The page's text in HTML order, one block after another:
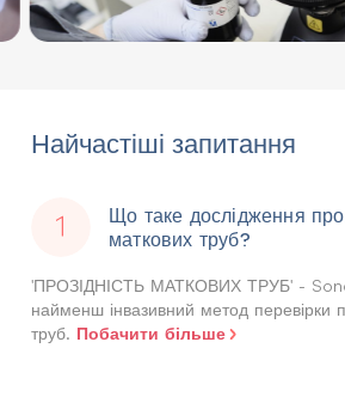
Найчастіші запитання
Що таке дослідження
маткових труб?
'ПРОЗІДНІСТЬ МАТКОВИХ ТРУБ' -
найменш інвазивний метод перевірки
труб. Побачити більше